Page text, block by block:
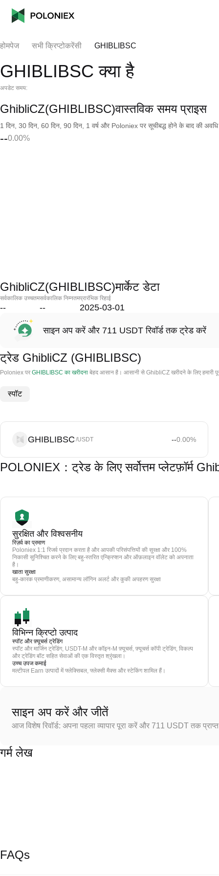
होमपेज सभी क्रिप्टोकरेंसी GHIBLIBSC
GHIBLIBSC क्या है
अपडेट समय:
GhibliCZ(GHIBLIBSC)वास्तविक समय प्राइस
1 दिन, 30 दिन, 60 दिन, 90 दिन, 1 वर्ष और Poloniex पर सूचीबद्ध होने के बाद की
--0.00%
GhibliCZ(GHIBLIBSC)मार्केट डेटा
सर्वकालिक उच्चतम
--
सर्वकालिक निम्नतम
--
प्रारंभिक रिहाई
2025-03-01
साइन अप करें और 711 USDT रिवॉर्ड तक ट्रेड करें
ट्रेड GhibliCZ (GHIBLIBSC)
Poloniex पर GHIBLIBSC का खरीदना बेहद आसान है। आसानी से GhibliCZ खरीदने के लिए हमारी
स्पॉट
GHIBLIBSC /USDT --0.00%
POLONIEX：ट्रेड के लिए सर्वोत्तम प्लेटफ़ॉर्म
सुरक्षित और विश्वसनीय
रिज़र्व का प्रमाण
Poloniex 1:1 रिजर्व प्रदान करता है और आपकी परिसंपत्तियों की सुरक्षा और 100%
निकासी सुनिश्चित करने के लिए बहु-स्तरित एन्क्रिप्शन और ऑफ़लाइन वॉलेट को अपनाता
है।
खाता सुरक्षा
बहु-कारक प्रमाणीकरण, असामान्य लॉगिन अलर्ट और कुकी अपहरण सुरक्षा
विभिन्न क्रिप्टो उत्पाद
स्पॉट और फ़्यूचर्स ट्रेडिंग
स्पॉट और मार्जिन ट्रेडिंग, USDT-M और कॉइन-M फ़्यूचर्स, फ़्यूचर्स कॉपी ट्रेडिंग, विकल्प
और ट्रेडिंग बॉट सहित सेवाओं की एक विस्तृत श्रृंखला।
उच्च उपज कमाई
मल्टीपल Earn उत्पादों में फ्लेक्सिबल, फ्लेक्सी मैक्स और स्टेकिंग शामिल हैं।
साइन अप करें और जीतें
आज विशेष रिवॉर्ड: अपना पहला व्यापार पूरा करें और 711 USDT तक
गर्म लेख
FAQs